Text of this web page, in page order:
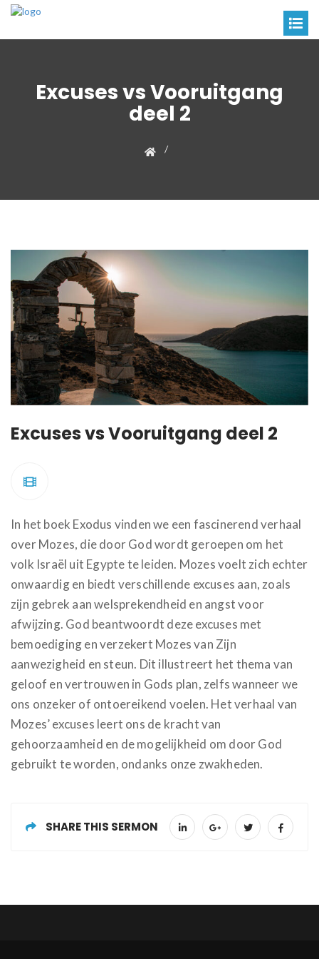
Excuses vs Vooruitgang
deel 2
Excuses vs Vooruitgang deel 2
In het boek Exodus vinden we een fascinerend verhaal
over Mozes, die door God wordt geroepen om het
volk Israël uit Egypte te leiden. Mozes voelt zich echter
onwaardig en biedt verschillende excuses aan, zoals
zijn gebrek aan welsprekendheid en angst voor
afwijzing. God beantwoordt deze excuses met
bemoediging en verzekert Mozes van Zijn
aanwezigheid en steun. Dit illustreert het thema van
geloof en vertrouwen in Gods plan, zelfs wanneer we
ons onzeker of ontoereikend voelen. Het verhaal van
Mozes’ excuses leert ons de kracht van
gehoorzaamheid en de mogelijkheid om door God
gebruikt te worden, ondanks onze zwakheden.
SHARE THIS SERMON